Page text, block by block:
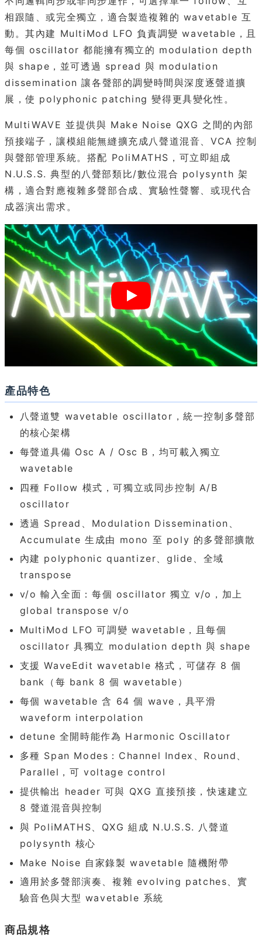
相跟隨、或完全獨立，適合製造複雜的 wavetable 互
動。其內建 MultiMod LFO 負責調變 wavetable，且
每個 oscillator 都能擁有獨立的 modulation depth
與 shape，並可透過 spread 與 modulation
dissemination 讓各聲部的調變時間與深度逐聲道擴
展，使 polyphonic patching 變得更具變化性。
MultiWAVE 並提供與 Make Noise QXG 之間的內部
預接端子，讓模組能無縫擴充成八聲道混音、VCA 控制
與聲部管理系統。搭配 PoliMATHS，可立即組成
N.U.S.S. 典型的八聲部類比/數位混合 polysynth 架
構，適合對應複雜多聲部合成、實驗性聲響、或現代合
成器演出需求。
產品特色
八聲道雙 wavetable oscillator，統一控制多聲部
的核心架構
每聲道具備 Osc A / Osc B，均可載入獨立
wavetable
四種 Follow 模式，可獨立或同步控制 A/B
oscillator
透過 Spread、Modulation Dissemination、
Accumulate 生成由 mono 至 poly 的多聲部擴散
內建 polyphonic quantizer、glide、全域
transpose
v/o 輸入全面：每個 oscillator 獨立 v/o，加上
global transpose v/o
MultiMod LFO 可調變 wavetable，且每個
oscillator 具獨立 modulation depth 與 shape
支援 WaveEdit wavetable 格式，可儲存 8 個
bank（每 bank 8 個 wavetable）
每個 wavetable 含 64 個 wave，具平滑
waveform interpolation
detune 全開時能作為 Harmonic Oscillator
多種 Span Modes：Channel Index、Round、
Parallel，可 voltage control
提供輸出 header 可與 QXG 直接預接，快速建立
8 聲道混音與控制
與 PoliMATHS、QXG 組成 N.U.S.S. 八聲道
polysynth 核心
Make Noise 自家錄製 wavetable 隨機附帶
適用於多聲部演奏、複雜 evolving patches、實
驗音色與大型 wavetable 系統
商品規格